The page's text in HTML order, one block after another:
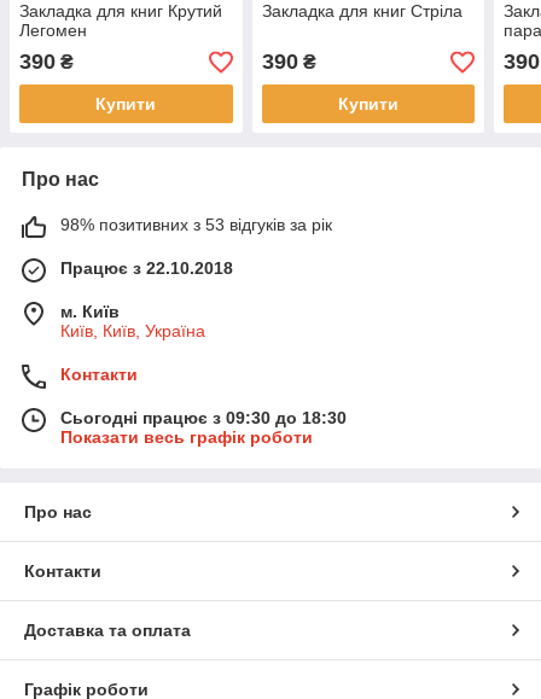
Закладка для книг Крутий
Легомен
390 ₴
Купити
Закладка для книг Стріла
390₴
Купити
390
Про нас
98% позитивних з 53 відгуків за рік
Працює з 22.10.2018
м. Київ
Київ, Київ, Україна
Контакти
Сьогодні працює з 09:30 до 18:30
Показати весь графік роботи
Про нас
Контакти
Доставка та оплата
Графік роботи